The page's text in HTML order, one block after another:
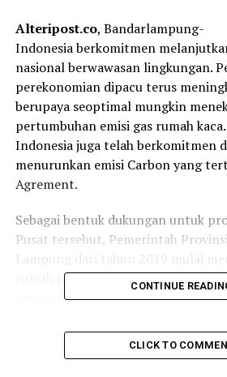
Alteripost.co, Bandarlampung-
Indonesia berkomitmen
nasional berwawasan lingkungan.
perekonomian dipacu terus
berupaya seoptimal mungkin
pertumbuhan emisi gas rumah
Indonesia juga telah berkomitmen
menurunkan emisi Carbon yang
Agrement.
Sebagai bentuk dukungan untuk
Pusat tersebut, Pemerintah
rumah kaca. Upaya tersebut
penggunaan listrik yang bersumber
wujud nyata yang telah dilakukan
Pembangkit Listrik Tenaga Surya
CONTINUE
CLICK TO